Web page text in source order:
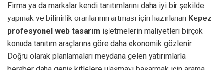
Firma ya da markalar kendi tanıtımlarını daha iyi bir şekilde
yapmak ve bilinirlik oranlarının artması için hazırlanan Kepez
profesyonel web tasarım işletmelerin maliyetleri birçok
konuda tanıtım araçlarına göre daha ekonomik gözlenir.
Doğru olarak planlamaları meydana gelen yatırımlarla